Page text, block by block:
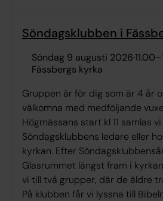
Söndagsklubben i
söndag 9 augusti 2026·11.00–
Fässbergs kyrka
Gruppen är för dig som är 4 år
välkomna med medföljande
Högmässans start kl 11 samlas
Söndagsklubbens ledare eller
kyrkan. Efter
Glasrummet längst fram i
vi till två grupper, där de äldre
På klubben får vi lyssna till